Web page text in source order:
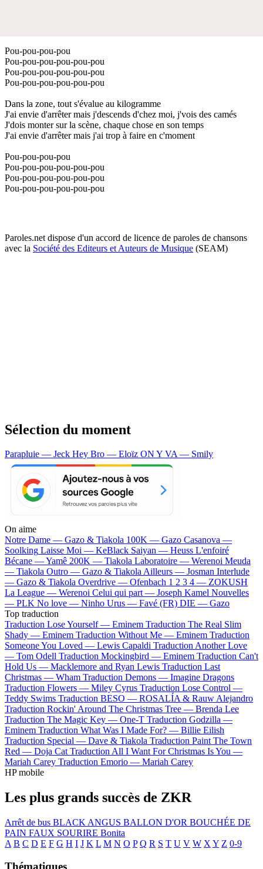
Pou-pou-pou-pou
Pou-pou-pou-pou-pou-pou
Pou-pou-pou-pou-pou-pou
Pou-pou-pou-pou-pou-pou
Dans la zone, tout s'évalue au kilogramme
J'ai envie d'arrêter mais j'descends d'chez moi, j'vois des camés
J'dois monter sur la scène, chaque chose en son temps
J'ai envie d'arrêter mais j'ai trop à faire en c'moment
Pou-pou-pou-pou
Pou-pou-pou-pou-pou-pou
Pou-pou-pou-pou-pou-pou
Pou-pou-pou-pou-pou-pou
Paroles.net dispose d'un accord de licence de paroles de chansons
avec la Société des Editeurs et Auteurs de Musique (SEAM)
Sélection du moment
Parapluie — Jeck Hey Bro — Eloïz ON Y VA — Smily
On aime
Notre Dame — Gazo & Tiakola 100K — Gazo Casanova —
Soolking Laisse Moi — KeBlack Saiyan — Heuss L'enfoiré
Bécane —Yamê 200K — Tiakola Laboratoire — Werenoi Meuda
— Tiakola Outro — Gazo & TiakolaAilleurs — Josman Interlude
— Gazo & Tiakola Overdrive — Ofenbach 1 2 3 4 — ZOKUSH
La League — Werenoi Celui qui part — Joseph Kamel Nouvelles
— PLK No love — Ninho Urus — Favé (FR) DIE — Gazo
Top traduction
Traduction Lose Yourself — Eminem Traduction The Real Slim
Shady — Eminem Traduction Without Me — Eminem Traduction
Someone You Loved — Lewis Capaldi Traduction Another Love
— Tom Odell Traduction Mockingbird — Eminem Traduction Can't
Hold Us — Macklemore and Ryan Lewis Traduction Last
Christmas — Wham Traduction Demons — Imagine Dragons
Traduction Flowers — Miley Cyrus Traduction Lose Control —
Teddy Swims Traduction BESO — ROSALÍA & Rauw Alejandro
Traduction Rockin' Around The Christmas Tree — Brenda Lee
Traduction The Magic Key — One-T Traduction Godzilla —
Eminem Traduction What Was I Made For? — Billie Eilish
Traduction Special — Dave & Tiakola Traduction Paint The Town
Red — Doja Cat Traduction All I Want For Christmas Is You —
Mariah Carey Traduction Emorio — Mariah Carey
HP mobile
Les plus grands succès de ZKR
Arrêt de bus BLACK ANGUS BALLON D'OR BOUCHÉE DE
PAIN FAUX SOURIRE Bonita
A B C D E F G H I J K L M N O P Q R S T U V W X Y Z 0-9
Thématiques